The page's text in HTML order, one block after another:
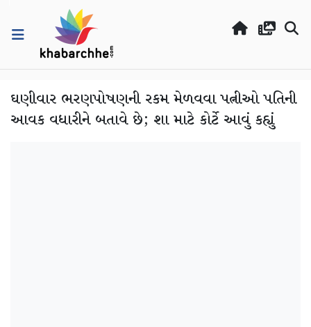
ઘણીવાર ભરણપોષણની રકમ મેળવવા પત્નીઓ પતિની
આવક વધારીને બતાવે છે; શા માટે કોર્ટે આવું કહ્યું